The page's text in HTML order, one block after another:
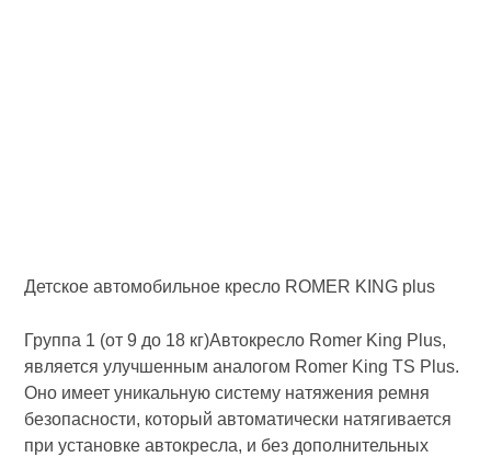
Детское автомобильное кресло ROMER KING plus
Группа 1 (от 9 до 18 кг)Автокресло Romer King Plus,
является улучшенным аналогом Romer King TS Plus.
Оно имеет уникальную систему натяжения ремня
безопасности, который автоматически натягивается
при установке автокресла, и без дополнительных